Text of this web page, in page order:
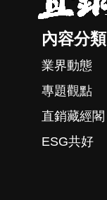
內容分類
業界動態
專題觀點
直銷藏經閣
ESG共好